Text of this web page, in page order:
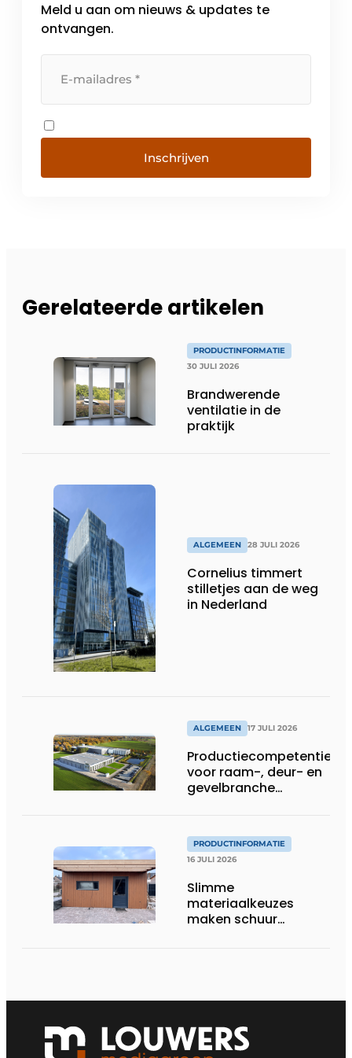
Meld u aan om nieuws & updates te
ontvangen.
Inschrijven
Gerelateerde artikelen
PRODUCTINFORMATIE
30 JULI 2026
Brandwerende
ventilatie in de
praktijk
ALGEMEEN 28 JULI 2026
Cornelius timmert
stilletjes aan de weg
in Nederland
ALGEMEEN 17 JULI 2026
Productiecompetentie
voor raam-, deur- en
gevelbranche
PRODUCTINFORMATIE
16 JULI 2026
Slimme
materiaalkeuzes
maken schuur